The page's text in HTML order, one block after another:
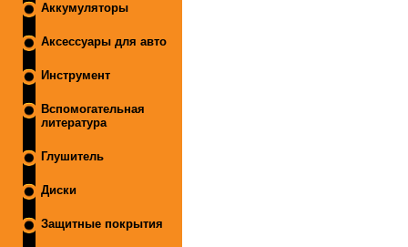
Аккумуляторы
Аксессуары для авто
Инструмент
Вспомогательная
литература
Глушитель
Диски
Защитные покрытия